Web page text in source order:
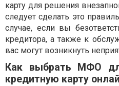
карту для решения
следует сделать это
случае, если вы
кредитора, а также к
вас могут возникнуть
Как выбрать МФО
кредитную карту